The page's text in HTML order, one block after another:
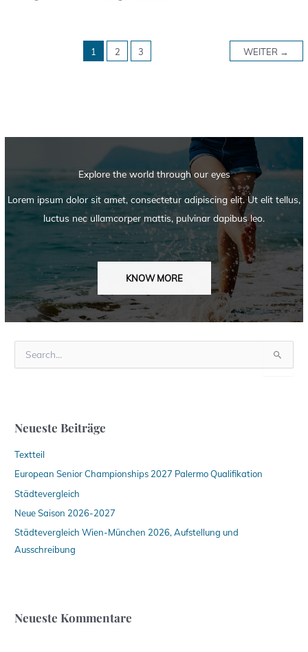
1 2 3 WEITER →
Explore the world through our eyes
Lorem ipsum dolor sit amet, consectetur adipiscing elit. Ut elit tellus,
luctus nec ullamcorper mattis, pulvinar dapibus leo.
KNOW MORE
n
c
h
Neueste Beiträge
Textteil
European Senior Championships 2027 Palermo Qualifikation
Städtevergleich
Neue Saison 2026-2027
Städtevergleich Wien-München 2026, Aufstellung und
Ausschreibung
Neueste Kommentare